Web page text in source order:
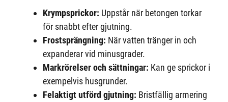
Krympsprickor: Uppstår när betongen torkar
för snabbt efter gjutning.
Frostsprängning: När vatten tränger in och
expanderar vid minusgrader.
Markrörelser och sättningar: Kan ge sprickor i
exempelvis husgrunder.
Felaktigt utförd gjutning: Bristfällig armering